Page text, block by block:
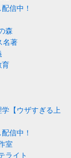
信中！
森
名著
育
学【ウザすぎる上
信中！
室
ライト